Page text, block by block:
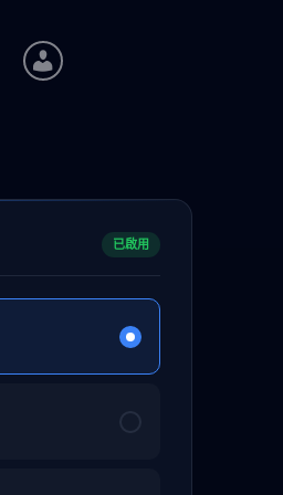
已啟用